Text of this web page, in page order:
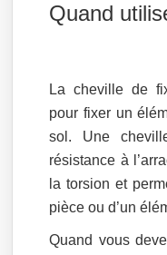
Quand
La cheville de
pour fixer un
sol. Une
résistance à
la torsion et
pièce ou d’un
Quand vous